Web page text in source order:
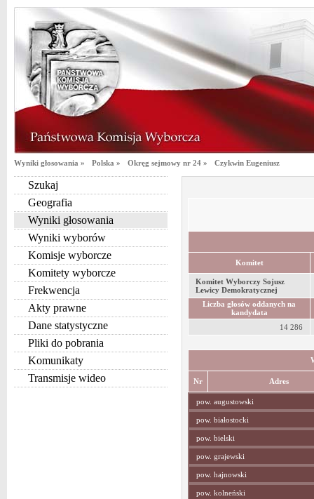
Wyniki głosowania » Polska » Okręg sejmowy nr 24 » Czykwin Eugeniusz
Szukaj
Geografia
Wyniki głosowania
Wyniki wyborów
Komisje wyborcze
Komitety wyborcze
Frekwencja
Akty prawne
Dane statystyczne
Pliki do pobrania
Komunikaty
Transmisje wideo
Komitet
Komitet Wyborczy Sojusz
Lewicy Demokratycznej
Liczba głosów oddanych na
kandydata
14 286
Nr Adres
pow. augustowski
pow. białostocki
pow. bielski
pow. grajewski
pow. hajnowski
pow. kolneński